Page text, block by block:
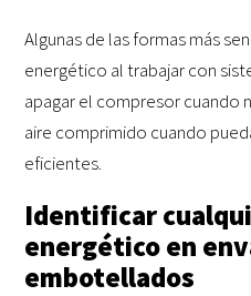
Algunas de las formas más
energético al trabajar con
apagar el compresor cuando
aire comprimido cuando
eficientes.
Identificar
energético en
embotellados